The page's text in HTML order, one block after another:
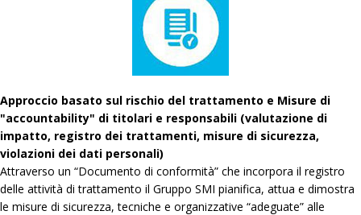
Approccio basato sul rischio del trattamento e Misure di
"accountability" di titolari e responsabili (valutazione di
impatto, registro dei trattamenti, misure di sicurezza,
violazioni dei dati personali)
Attraverso un “Documento di conformità” che incorpora il registro
delle attività di trattamento il Gruppo SMI pianifica, attua e dimostra
le misure di sicurezza, tecniche e organizzative “adeguate” alle